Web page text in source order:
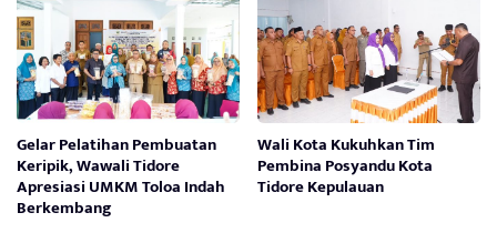
Gelar Pelatihan Pembuatan
Keripik, Wawali Tidore
Apresiasi UMKM Toloa Indah
Berkembang
Wali Kota Kukuhkan Tim
Pembina Posyandu Kota
Tidore Kepulauan